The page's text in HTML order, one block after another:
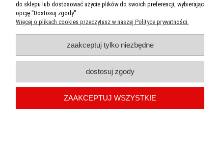
Kontakt
SL Computer
ul. M.C.Skłodowskiej 18/20
10-900 Olsztyn
Sklep komputerowy Olsztyn SL Computer | Marii Curie-Skłodowskiej 18/20, 10-109
slc@slc.com.pl| Telefon:601591121
Płatności:
do sklepu lub dostosować użycie plików do swoich preferencji, wybierając
opcję "Dostosuj zgody".
Więcej o plikach cookies przeczytasz w naszej Polityce prywatności.
zaakceptuj tylko niezbędne
dostosuj zgody
ZAAKCEPTUJ WSZYSTKIE